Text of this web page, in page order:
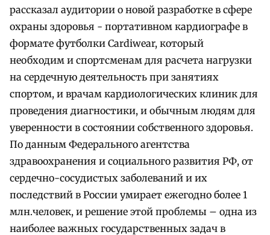
рассказал аудитории о новой разработке в сфере
охраны здоровья - портативном кардиографе в
формате футболки Cardiwear, который
необходим и спортсменам для расчета нагрузки
на сердечную деятельность при занятиях
спортом, и врачам кардиологических клиник для
проведения диагностики, и обычным людям для
уверенности в состоянии собственного здоровья.
По данным Федерального агентства
здравоохранения и социального развития РФ, от
сердечно-сосудистых заболеваний и их
последствий в России умирает ежегодно более 1
млн.человек, и решение этой проблемы – одна из
наиболее важных государственных задач в